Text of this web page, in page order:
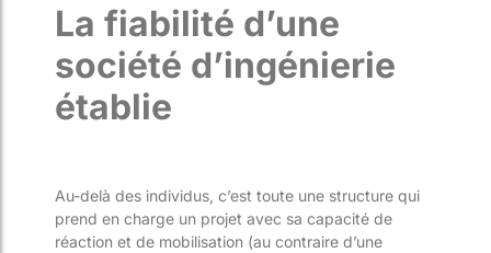
La fiabilité d’une
société d’ingénierie
établie
Au-delà des individus, c’est toute une structure qui
prend en charge un projet avec sa capacité de
réaction et de mobilisation (au contraire d’une